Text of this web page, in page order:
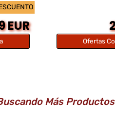
EUR
Ofertas
Más